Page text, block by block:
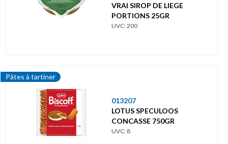
VRAI SIROP DE LIEGE
PORTIONS 25GR
UVC: 200
Pâtes à tartiner
013207
LOTUS SPECULOOS
CONCASSE 750GR
UVC: 8